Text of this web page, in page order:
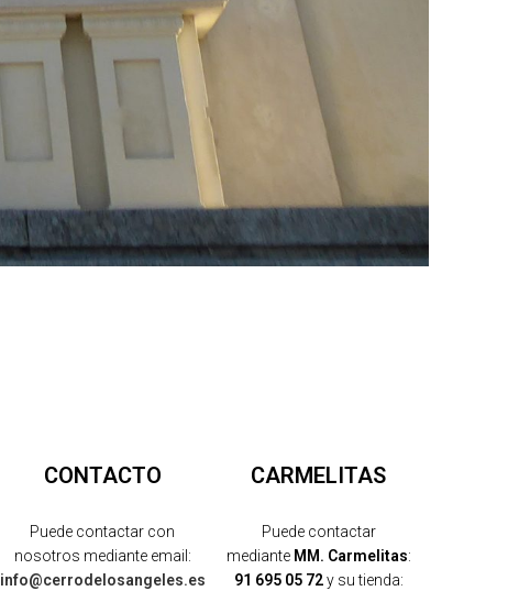
CONTACTO
Puede contactar con
nosotros mediante email:
info@cerrodelosangeles.es
CARMELITAS
Puede contactar
medianteMM. Carmelitas:
91 695 05 72y su tienda: